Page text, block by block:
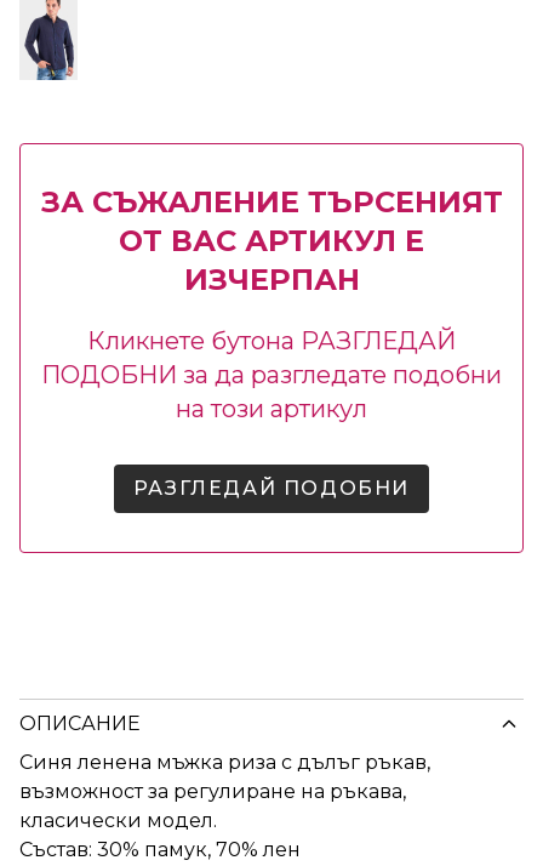
ЗА СЪЖАЛЕНИЕ ТЪРСЕНИЯТ
ОТ ВАС АРТИКУЛ Е
ИЗЧЕРПАН
Кликнете бутона РАЗГЛЕДАЙ
ПОДОБНИ за да разгледате подобни
на този артикул
РАЗГЛЕДАЙ ПОДОБНИ
ОПИСАНИЕ
Синя ленена мъжка риза с дълъг ръкав,
възможност за регулиране на ръкава,
класически модел.
Състав: 30% памук, 70% лен